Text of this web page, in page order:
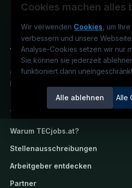
Cookies machen alles
Wir verwenden Cookies , um
verbessern und unsere
Analyse-Cookies setzen wir nur
Sie können sie jederzeit
funktioniert dann
Alle ablehnen Alle
Österreichs technisches
Ein Service der candidatis GmbH.
TECjobs.at
Warum TECjobs.at?
Stellenausschreibungen
Arbeitgeber entdecken
Partner